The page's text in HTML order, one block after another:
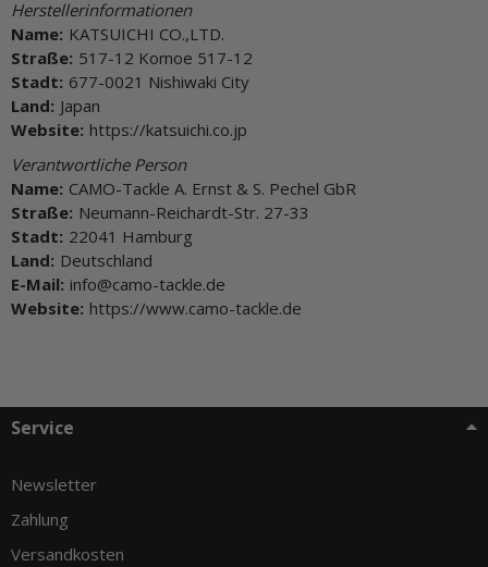
Herstellerinformationen
Name: KATSUICHI CO.,LTD.
Straße: 517-12 Komoe 517-12
Stadt: 677-0021 Nishiwaki City
Land: Japan
Website: https://katsuichi.co.jp
Verantwortliche Person
Name: CAMO-Tackle A. Ernst & S. Pechel GbR
Straße: Neumann-Reichardt-Str. 27-33
Stadt: 22041 Hamburg
Land: Deutschland
E-Mail: info@camo-tackle.de
Website: https://www.camo-tackle.de
Service
Newsletter
Zahlung
Versandkosten